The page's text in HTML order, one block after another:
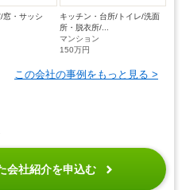
窓・サッシ
キッチン・台所/トイレ/洗面
所・脱衣所/...
マンション
150万円
この会社の事例をもっと見る >
会社紹介を申込む